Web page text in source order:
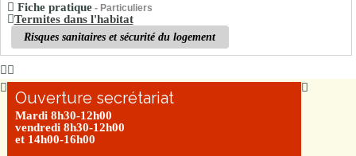
Fiche pratique- Particuliers
Termites dans l'habitat
Risques sanitaires et sécurité du logement
Ouverture secrétariat
Mardi 8h30-12h00
vendredi 8h30-12h00
et 14h00-16h00